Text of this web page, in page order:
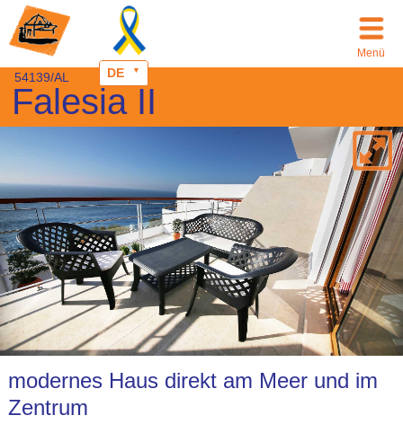
DE
54139/AL
Falesia II
modernes Haus direkt am Meer und im
Zentrum
Menü